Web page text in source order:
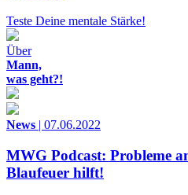
Teste Deine mentale Stärke!
Über
Mann,
was geht?!
News | 07.06.2022
MWG Podcast: Probleme
Blaufeuer hilft!